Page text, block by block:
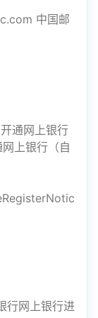
中国邮
通网上银行
上银行（自
行网上银行进